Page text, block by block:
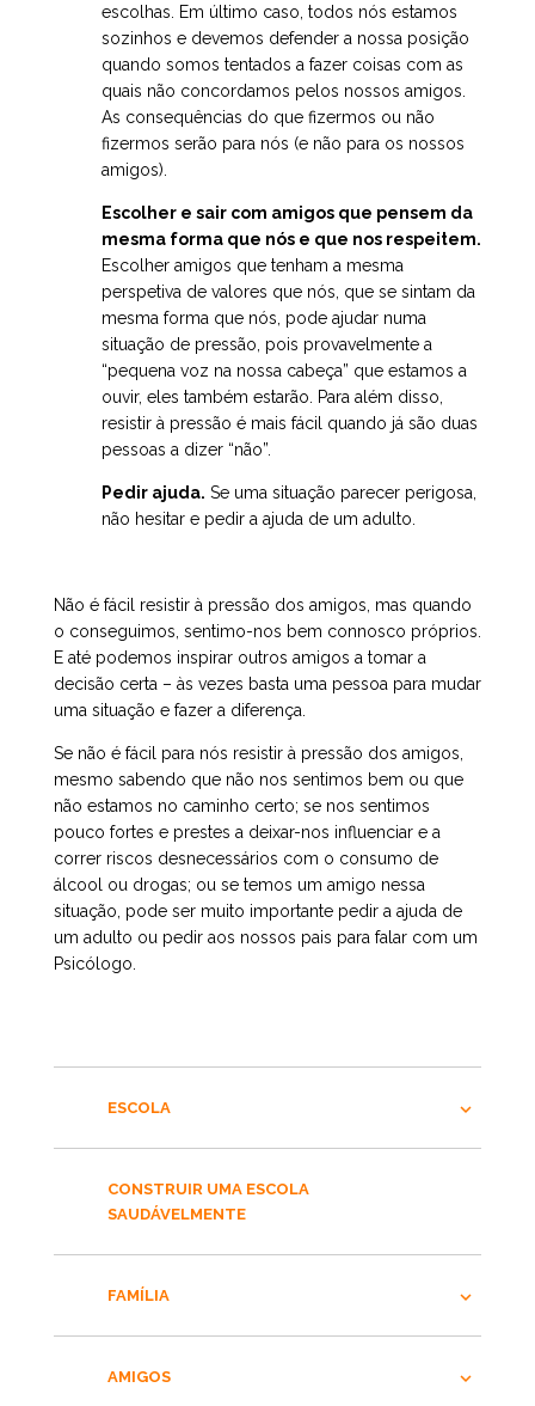
escolhas. Em último caso, todos nós estamos
sozinhos e devemos defender a nossa posição
quando somos tentados a fazer coisas com as
quais não concordamos pelos nossos amigos.
As consequências do que fizermos ou não
fizermos serão para nós (e não para os nossos
amigos).
Escolher e sair com amigos que pensem da
mesma forma que nós e que nos respeitem.
Escolher amigos que tenham a mesma
perspetiva de valores que nós, que se sintam da
mesma forma que nós, pode ajudar numa
situação de pressão, pois provavelmente a
“pequena voz na nossa cabeça” que estamos a
ouvir, eles também estarão. Para além disso,
resistir à pressão é mais fácil quando já são duas
pessoas a dizer “não”.
Pedir ajuda. Se uma situação parecer perigosa,
não hesitar e pedir a ajuda de um adulto.
Não é fácil resistir à pressão dos amigos, mas quando
o conseguimos, sentimo-nos bem connosco próprios.
E até podemos inspirar outros amigos a tomar a
decisão certa – às vezes basta uma pessoa para mudar
uma situação e fazer a diferença.
Se não é fácil para nós resistir à pressão dos amigos,
mesmo sabendo que não nos sentimos bem ou que
não estamos no caminho certo; se nos sentimos
pouco fortes e prestes a deixar-nos influenciar e a
correr riscos desnecessários com o consumo de
álcool ou drogas; ou se temos um amigo nessa
situação, pode ser muito importante pedir a ajuda de
um adulto ou pedir aos nossos pais para falar com um
Psicólogo.
ESCOLA
CONSTRUIR UMA ESCOLA
SAUDÁVELMENTE
FAMÍLIA
AMIGOS